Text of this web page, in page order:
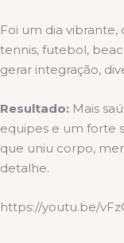
Foi um dia
tennis, futebol,
gerar integração,
Resultado: Mais
equipes e um forte
que uniu corpo,
detalhe.
https://youtu.be/